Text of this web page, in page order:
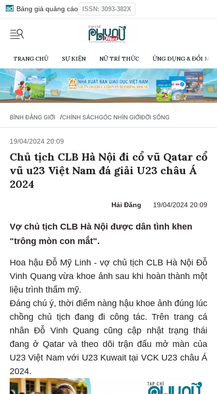
Bảng giá quảng cáo ISSN: 3093-382X
TRANG CHỦ SỰ KIỆN NỮ TRÍ THỨC ỨNG DỤNG & ĐỔI
BÌNH ĐẲNG GIỚI /CHÍNH SÁCHGÓC NHÌN GIỚIĐỜI SỐNG
19/04/2024 20:09
Chủ tịch CLB Hà Nội đi cổ vũ Qatar cổ
vũ u23 Việt Nam đá giải U23 châu Á
2024
Hải Đăng 19/04/2024 20:09
Vợ chủ tịch CLB Hà Nội được dân tình khen
"trông mòn con mắt".
Hoa hậu Đỗ Mỹ Linh - vợ chủ tịch CLB Hà Nội Đỗ
Vinh Quang vừa khoe ảnh sau khi hoàn thành một
liệu trình thẩm mỹ.
Đáng chú ý, thời điểm nàng hậu khoe ảnh đúng lúc
chồng chủ tịch đang đi công tác. Trên trang cá
nhân Đỗ Vinh Quang cũng cập nhật trạng thái
đang ở Qatar và theo dõi trận đấu mở màn của
U23 Việt Nam với U23 Kuwait tại VCK U23 châu Á
2024.